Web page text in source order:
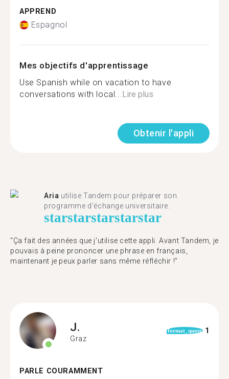
APPREND
Espagnol
Mes objectifs d'apprentissage
Use Spanish while on vacation to have
conversations with local...Lire plus
Obtenir l'appli
Aria utilise Tandem pour préparer son
programme d'échange universitaire.
starstarstarstarstar
"Ça fait des années que j'utilise cette appli. Avant Tandem, je
pouvais à peine prononcer une phrase en français,
maintenant je peux parler sans même réfléchir !"
J.
Graz
format_quote 1
PARLE COURAMMENT